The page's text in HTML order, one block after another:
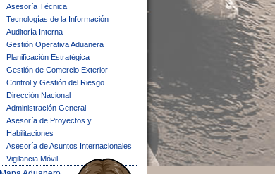
Asesoría Técnica
Tecnologías de la Información
Auditoría Interna
Gestión Operativa Aduanera
Planificación Estratégica
Gestión de Comercio Exterior
Control y Gestión del Riesgo
Dirección Nacional
Administración General
Asesoría de Proyectos y
Habilitaciones
Asesoría de Asuntos Internacionales
Vigilancia Móvil